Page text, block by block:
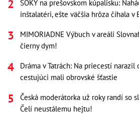
ŠOKY na prešovskom kúpalisku:
inštalatéri, ešte väčšia hrôza číhala v
MIMORIADNE Výbuch v areáli
čierny dym!
Dráma v Tatrách: Na priecestí narazil
cestujúci mali obrovské šťastie
Česká moderátorka už roky randí so
Čelí neustálemu hejtu!